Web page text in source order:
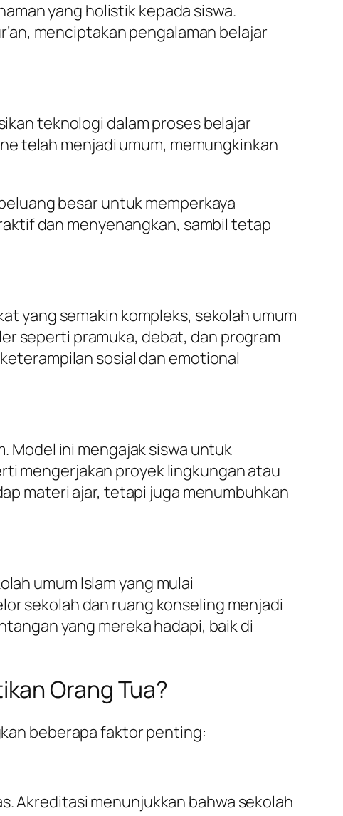
yang holistik kepada siswa.
menciptakan pengalaman belajar
teknologi dalam proses belajar
telah menjadi umum, memungkinkan
besar untuk memperkaya
dan menyenangkan, sambil tetap
yang semakin kompleks, sekolah umum
seperti pramuka, debat, dan program
sosial dan emotional
Model ini mengajak siswa untuk
mengerjakan proyek lingkungan atau
materi ajar, tetapi juga menumbuhkan
umum Islam yang mulai
sekolah dan ruang konseling menjadi
yang mereka hadapi, baik di
Orang Tua?
beberapa faktor penting:
Akreditasi menunjukkan bahwa sekolah